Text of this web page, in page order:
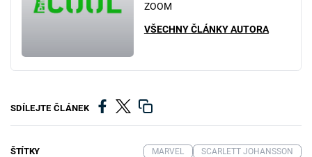
ZOOM
VŠECHNY ČLÁNKY AUTORA
SDÍLEJTE ČLÁNEK
ŠTÍTKY MARVEL
SCARLETT JOHANSSON